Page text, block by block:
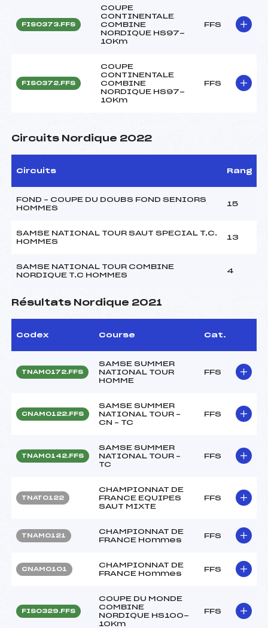
FIS0373.FFS
COUPE
CONTINENTALE
COMBINE
NORDIQUE HS97-
10Km
FFS
FIS0372.FFS
COUPE
CONTINENTALE
COMBINE
NORDIQUE HS97-
10Km
FFS
Circuits Nordique 2022
Circuits Rang
FOND – COUPE DU DOUBS FOND SENIORS
HOMMES
15
SAMSE NATIONAL TOUR SAUT SPECIAL T.C.
HOMMES
13
SAMSE NATIONAL TOUR COMBINE
NORDIQUE T.C HOMMES
4
Résultats Nordique 2021
Codex Course Cat.
TNAM0172.FFS
SAMSE SUMMER
NATIONAL TOUR
HOMME
FFS
CNAM0122.FFS
SAMSE SUMMER
NATIONAL TOUR –
CN – TC
FFS
TNAM0142.FFS
SAMSE SUMMER
NATIONAL TOUR –
TC
FFS
TNAT0122
CHAMPIONNAT DE
FRANCE EQUIPES
SAUT MIXTE
FFS
TNAM0121
CHAMPIONNAT DE
FRANCE Hommes
FFS
CNAM0101
CHAMPIONNAT DE
FRANCE Hommes
FFS
FIS0329.FFS
COUPE DU MONDE
COMBINE
NORDIQUE HS100-
10Km
FFS